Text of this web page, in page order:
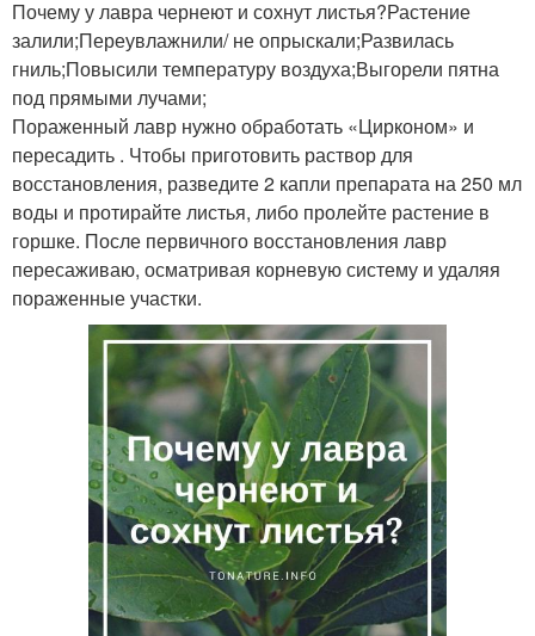
Почему у лавра чернеют и сохнут листья?Растение
залили;Переувлажнили/ не опрыскали;Развилась
гниль;Повысили температуру воздуха;Выгорели пятна
под прямыми лучами;
Пораженный лавр нужно обработать «Цирконом» и
пересадить . Чтобы приготовить раствор для
восстановления, разведите 2 капли препарата на 250 мл
воды и протирайте листья, либо пролейте растение в
горшке. После первичного восстановления лавр
пересаживаю, осматривая корневую систему и удаляя
пораженные участки.